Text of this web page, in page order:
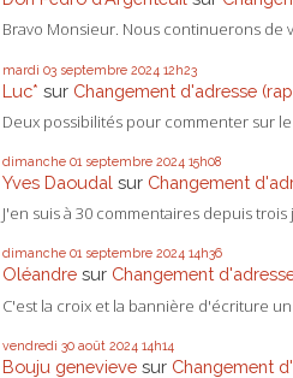
Bravo Monsieur. Nous continuerons de
mardi 03 septembre 2024 12h23
Luc* sur Changement d'adresse
Deux possibilités pour commenter sur
dimanche 01 septembre 2024 15h08
Yves Daoudal sur Changement
J'en suis à 30 commentaires depuis trois
dimanche 01 septembre 2024 14h36
Oléandre sur Changement
C'est la croix et la bannière d'écriture un
vendredi 30 août 2024 14h14
Bouju genevieve sur Changement